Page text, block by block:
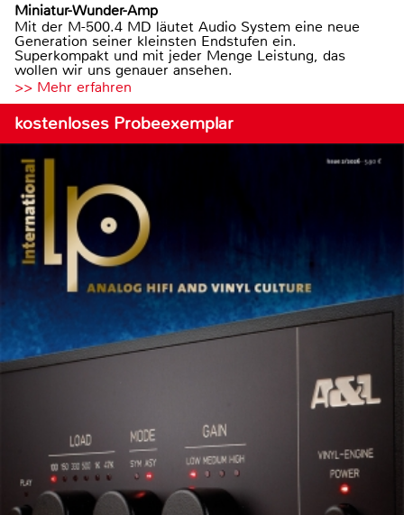
Miniatur-Wunder-Amp
Mit der M-500.4 MD läutet Audio System eine neue
Generation seiner kleinsten Endstufen ein.
Superkompakt und mit jeder Menge Leistung, das
wollen wir uns genauer ansehen.
>> Mehr erfahren
kostenloses Probeexemplar